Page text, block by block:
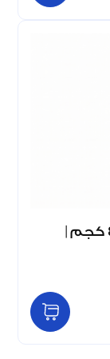
اكل قطط هريرة للقطط المعقمة 4 كجم |